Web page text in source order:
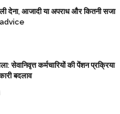
देना, आजादी या अपराध और कितनी सजा
advice
सेवानिवृत्त कर्मचारियों की पेंशन प्रक्रिया
बदलाव